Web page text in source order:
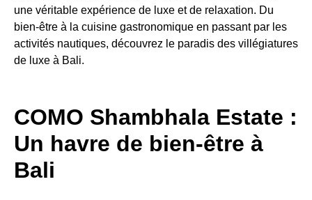
une véritable expérience de luxe et de relaxation. Du
bien-être à la cuisine gastronomique en passant par les
activités nautiques, découvrez le paradis des villégiatures
de luxe à Bali.
COMO Shambhala Estate :
Un havre de bien-être à
Bali